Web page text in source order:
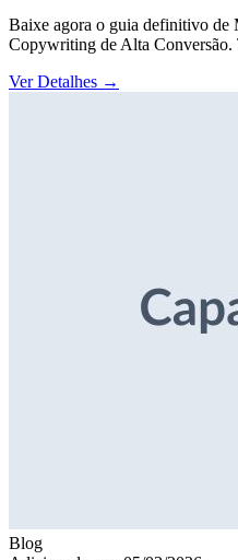
Baixe agora o guia definitivo
Copywriting de Alta Conversão.
Ver Detalhes →
Blog